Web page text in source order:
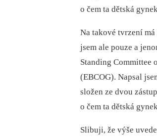
o čem ta dětská
Na takové tvrzení
jsem ale pouze a
Standing Committee
(EBCOG). Napsal
složen ze dvou
o čem ta dětská
Slibuji, že výše